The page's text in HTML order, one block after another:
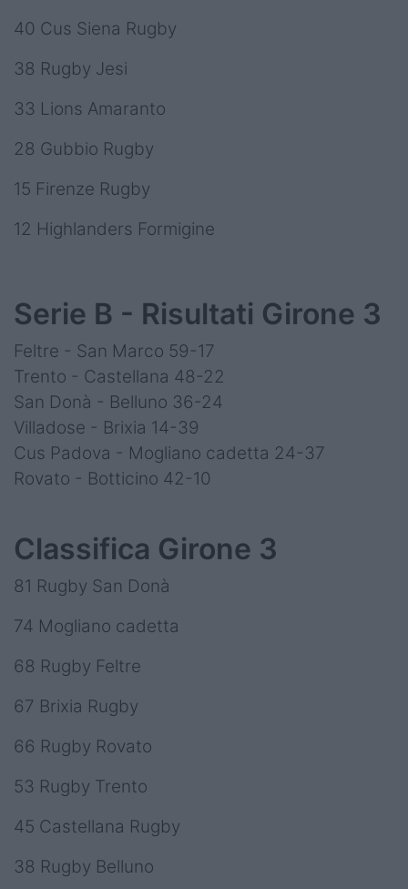
40 Cus Siena Rugby
38 Rugby Jesi
33 Lions Amaranto
28 Gubbio Rugby
15 Firenze Rugby
12 Highlanders Formigine
Serie B - Risultati Girone 3
Feltre - San Marco 59-17
Trento - Castellana 48-22
San Donà - Belluno 36-24
Villadose - Brixia 14-39
Cus Padova - Mogliano cadetta 24-37
Rovato - Botticino 42-10
Classifica Girone 3
81 Rugby San Donà
74 Mogliano cadetta
68 Rugby Feltre
67 Brixia Rugby
66 Rugby Rovato
53 Rugby Trento
45 Castellana Rugby
38 Rugby Belluno